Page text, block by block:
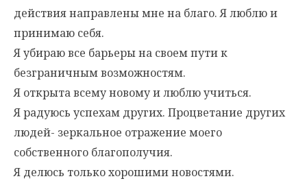
действия направлены мне на благо. Я люблю и
принимаю себя.
Я убираю все барьеры на своем пути к
безграничным возможностям.
Я открыта всему новому и люблю учиться.
Я радуюсь успехам других. Процветание других
людей- зеркальное отражение моего
собственного благополучия.
Я делюсь только хорошими новостями.